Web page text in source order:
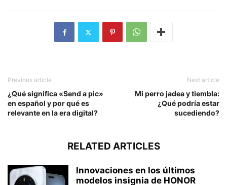
Previous article
¿Qué significa «Send a pic»
en español y por qué es
relevante en la era digital?
Next article
Mi perro jadea y tiembla:
¿Qué podría estar
sucediendo?
RELATED ARTICLES
Innovaciones en los últimos
modelos insignia de HONOR